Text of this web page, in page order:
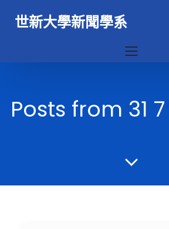
世新大學新聞學系
Posts from 31